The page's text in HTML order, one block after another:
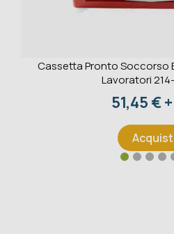
Cassetta Pronto Soccorso
Lavoratori
Prezzo
51,45 €